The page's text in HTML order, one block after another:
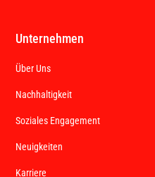
Unternehmen
Über Uns
Nachhaltigkeit
Soziales Engagement
Neuigkeiten
Karriere